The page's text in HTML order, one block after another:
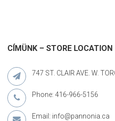
CÍMÜNK – STORE LOCATION
747 ST. CLAIR AVE. W.
Phone: 416-966-5156
Email: info@pannonia.ca